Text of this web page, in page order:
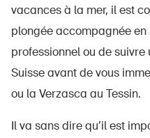
vacances à la mer, il est
plongée accompagnée
professionnel ou de
Suisse avant de vous
ou la Verzasca au Tessin.
Il va sans dire qu’il est